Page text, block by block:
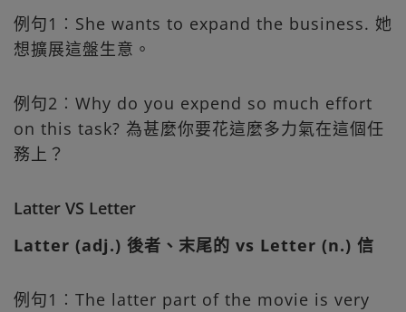
例句1︰She wants to expand the business. 她
想擴展這盤生意。
例句2︰Why do you expend so much effort
on this task? 為甚麼你要花這麼多力氣在這個任
務上？
Latter VS Letter
Latter (adj.) 後者、末尾的 vs Letter (n.) 信
例句1︰The latter part of the movie is very